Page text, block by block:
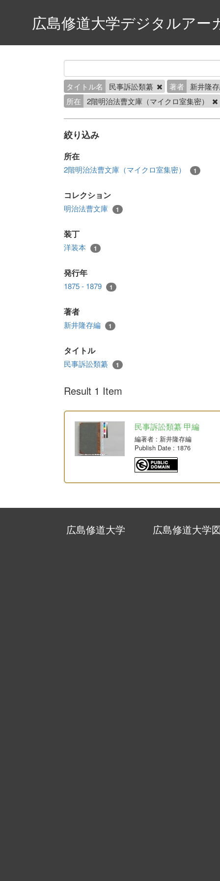
広島修道大学デジタルアー
タイトル名 民事訴訟類纂 著者
新井隆
所在
2階明治法曹文庫（マイクロ室集密）
絞り込み
所在
2階明治法曹文庫（マイクロ室集密） 1
コレクション
明治法曹文庫 1
装丁
洋装本 1
発行年
1875 - 1879 1
著者
新井隆存編 1
タイトル
民事訴訟類纂 1
Result 1 Item
民事訴訟類纂 甲編
編著者 : 新井隆存編
Publish Date : 1876
広島修道大学 広島修道大学